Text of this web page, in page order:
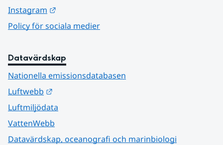
Instagram
Policy för sociala medier
Datavärdskap
Nationella emissionsdatabasen
Luftwebb
Luftmiljödata
VattenWebb
Datavärdskap, oceanografi och marinbiologi